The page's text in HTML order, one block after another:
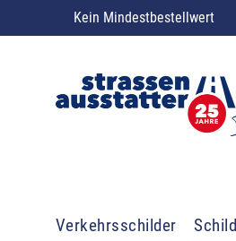
Kein Mindestbestellwert
Verkehrsschilder